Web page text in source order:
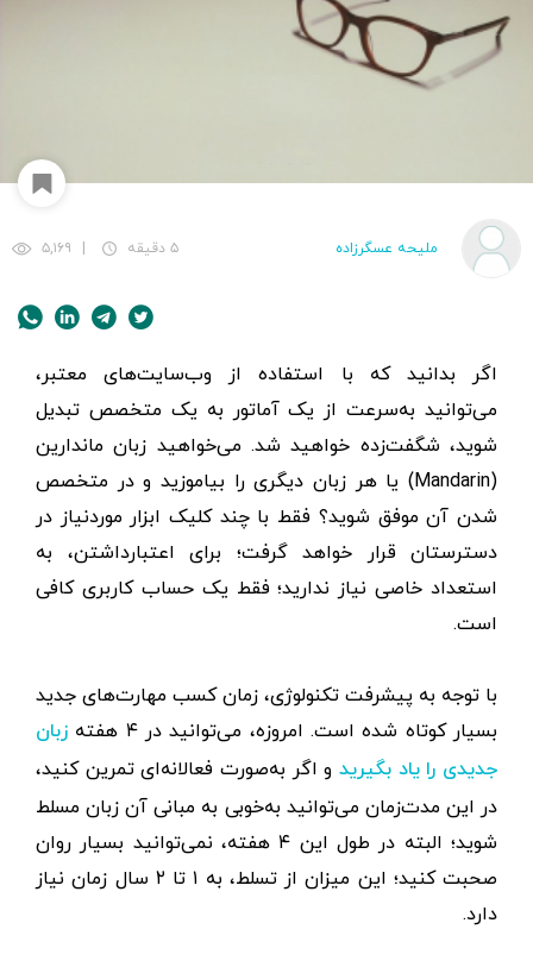
ملیحه عسگرزاده ۵ دقیقه ۵,۱۶۹
اگر بدانید که با استفاده از وب‌سایت‌های معتبر،
می‌توانید به‌سرعت از یک آماتور به یک متخصص تبدیل
شوید، شگفت‌زده خواهید شد. می‌خواهید زبان ماندارین
(Mandarin) یا هر زبان دیگری را بیاموزید و در متخصص
شدن آن موفق شوید؟ فقط با چند کلیک ابزار موردنیاز در
دسترستان قرار خواهد گرفت؛ برای اعتبارداشتن، به
استعداد خاصی نیاز ندارید؛ فقط یک حساب کاربری کافی
است.
با توجه به پیشرفت تکنولوژی، زمان کسب مهارت‌های جدید
بسیار کوتاه شده است. امروزه، می‌توانید در ۴ هفته
زبان
جدیدی را یاد بگیرید و اگر به‌صورت فعالانه‌ای تمرین کنید،
در این مدت‌زمان می‌توانید به‌خوبی به مبانی آن زبان مسلط
شوید؛ البته در طول این ۴ هفته، نمی‌توانید بسیار روان
صحبت کنید؛ این میزان از تسلط، به ۱ تا ۲ سال زمان نیاز
دارد.